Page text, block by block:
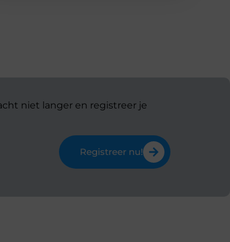
niet langer en registreer je
Registreer nu!